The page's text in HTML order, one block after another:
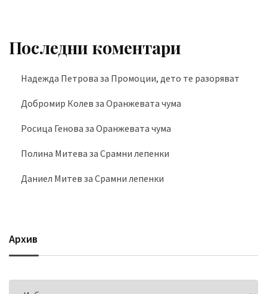
Последни коментари
Надежда Петрова за Промоции, дето те разоряват
Добромир Колев за Оранжевата чума
Росица Генова за Оранжевата чума
Полина Митева за Срамни лепенки
Даниел Митев за Срамни лепенки
Архив
Архив